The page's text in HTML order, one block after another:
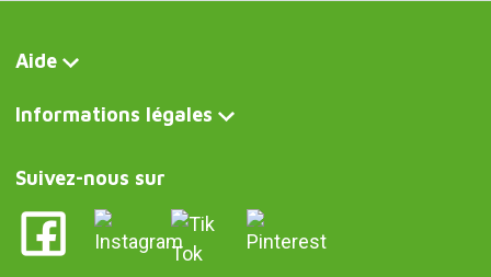
Aide
Informations légales
Suivez-nous sur